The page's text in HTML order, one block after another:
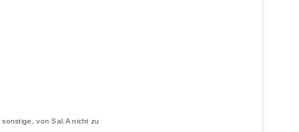
von Sal.A nicht zu